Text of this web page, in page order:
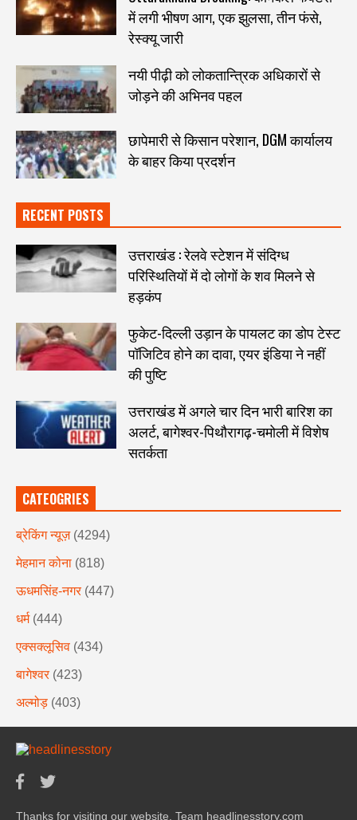
में लगी भीषण आग, एक झुलसा, तीन फंसे,
रेस्क्यू जारी
नयी पीढ़ी को लोकतान्त्रिक अधिकारों से
जोड़ने की अभिनव पहल
छापेमारी से किसान परेशान, DGM कार्यालय
के बाहर किया प्रदर्शन
RECENT POSTS
उत्तराखंड : रेलवे स्टेशन में संदिग्ध
परिस्थितियों में दो लोगों के शव मिलने से
हड़कंप
फुकेट-दिल्ली उड़ान के पायलट का डोप टेस्ट
पॉजिटिव होने का दावा, एयर इंडिया ने नहीं
की पुष्टि
उत्तराखंड में अगले चार दिन भारी बारिश का
अलर्ट, बागेश्वर-पिथौरागढ़-चमोली में विशेष
सतर्कता
CATEOGRIES
ब्रेकिंग न्यूज़ (4294)
मेहमान कोना (818)
ऊधमसिंह-नगर (447)
धर्म (444)
एक्सक्लूसिव (434)
बागेश्वर (423)
अल्मोड़ (403)
Thanks for visiting our website. Team headlinesstory.com